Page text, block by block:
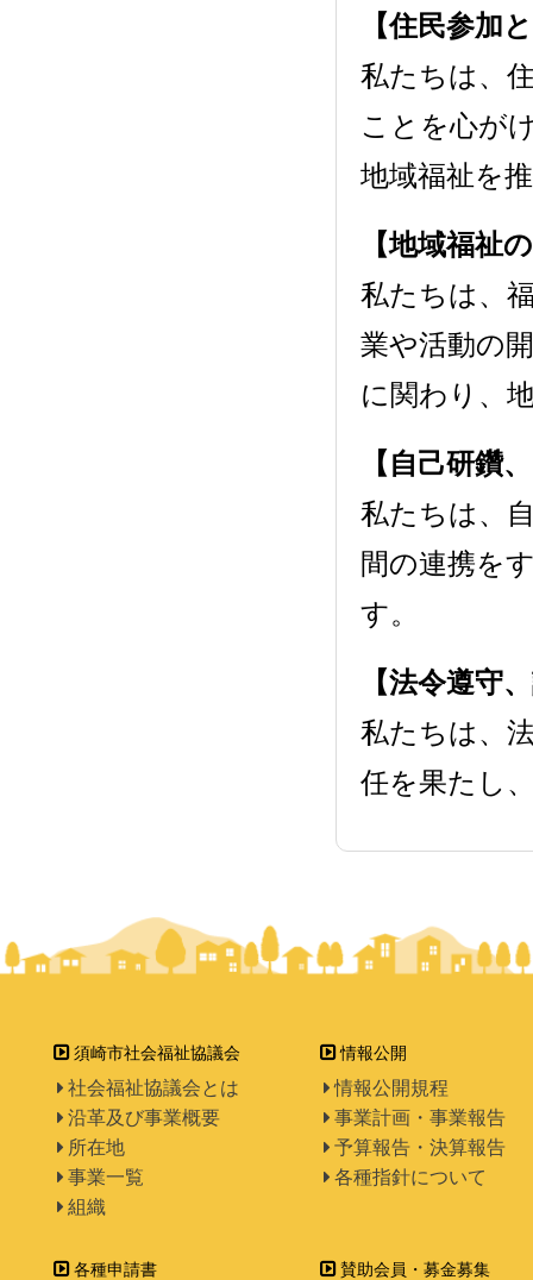
【住民参加
私たちは、
ことを心が
地域福祉を
【地域福祉
私たちは、
業や活動の
に関わり、
【自己研鑽
私たちは、
間の連携を
す。
【法令遵守
私たちは、
任を果たし
須崎市社会福祉協議会
社会福祉協議会とは
沿革及び事業概要
所在地
事業一覧
組織
情報公開
情報公開規程
事業計画・事業報告
予算報告・決算報告
各種指針について
各種申請書 賛助会員・募金募集